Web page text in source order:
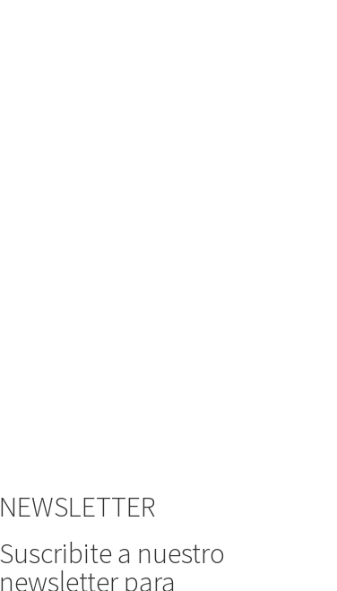
NEWSLETTER
Suscribite a nuestro
newsletter para